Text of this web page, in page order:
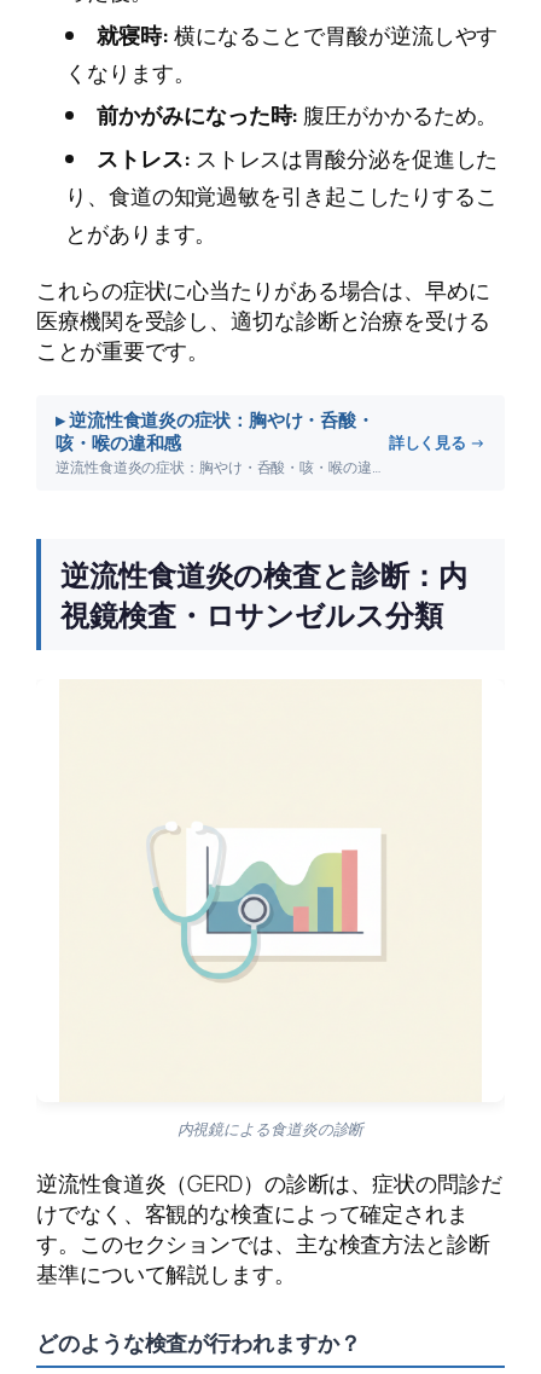
就寝時:横になることで胃酸が逆流しやす
くなります。
前かがみになった時: 腹圧がかかるため。
ストレス: ストレスは胃酸分泌を促進した
り、食道の知覚過敏を引き起こしたりするこ
とがあります。
これらの症状に心当たりがある場合は、早めに
医療機関を受診し、適切な診断と治療を受ける
ことが重要です。
▸ 逆流性食道炎の症状：胸やけ・呑酸・
咳・喉の違和感
逆流性食道炎の症状：胸やけ・呑酸・咳・喉の違和感について詳しく解説します。
詳しく見る →
逆流性食道炎の検査と診断：内
視鏡検査・ロサンゼルス分類
内視鏡による食道炎の診断
逆流性食道炎（GERD）の診断は、症状の問診だ
けでなく、客観的な検査によって確定されま
す。このセクションでは、主な検査方法と診断
基準について解説します。
どのような検査が行われますか？